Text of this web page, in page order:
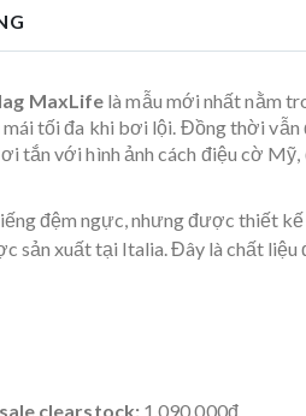
MaxLife là mẫu mới nhất nằm
tối đa khi bơi lội. Đồng thời
tắn với hình ảnh cách điệu cờ
đệm ngực, nhưng được thiết
sản xuất tại Italia. Đây là chất liệu
clearstock:1.090.000đ